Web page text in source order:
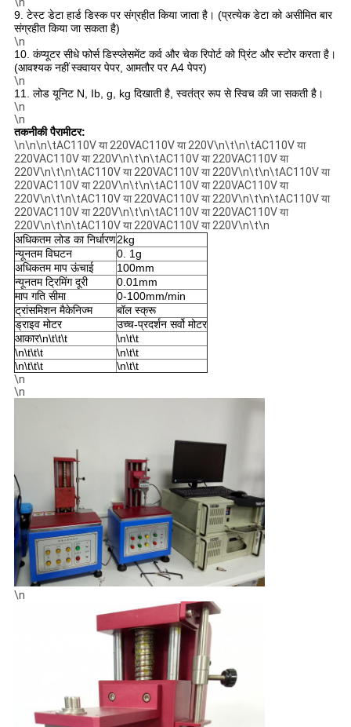
\n
9. टेस्ट डेटा हार्ड डिस्क पर संग्रहीत किया जाता है। (प्रत्येक डेटा को असीमित बार
संग्रहीत किया जा सकता है)
\n
10. कंप्यूटर सीधे फोर्स डिस्प्लेसमेंट कर्व और चेक रिपोर्ट को प्रिंट और स्टोर करता है।
(आवश्यक नहींस्क्वायर पेपर, आमतौर पर A4 पेपर)
\n
11. लोड यूनिट N, Ib, g, kg दिखाती है, स्वतंत्र रूप से स्विच की जा सकती है।
\n
\n
तकनीकी पैरामीटर:
\n\n\n\tAC110V या 220VAC110V या 220V\n\t\n\tAC110V या
220VAC110V या 220V\n\t\n\tAC110V या 220VAC110V या
220V\n\t\n\tAC110V या 220VAC110V या 220V\n\t\n\tAC110V या
220VAC110V या 220V\n\t\n\tAC110V या 220VAC110V या
220V\n\t\n\tAC110V या 220VAC110V या 220V\n\t\n\tAC110V या
220VAC110V या 220V\n\t\n\tAC110V या 220VAC110V या
220V\n\t\n\tAC110V या 220VAC110V या 220V\n\t\n
अधिकतम लोड का निर्धारण2kg
न्यूनतम विघटन
0. 1g
अधिकतम माप ऊंचाई
100mm
न्यूनतम ट्रिमिंग दूरी
0.01mm
माप गति सीमा
0-100mm/min
ट्रांसमिशन मैकेनिज्म
बॉल स्क्रू
ड्राइव मोटर
उच्च-प्रदर्शन सर्वो मोटर
आकार\n\t\t\t
\n\t\t
\n\t\t\t
\n\t\t
\n\t\t\t
\n\t\t
\n
\n
\n